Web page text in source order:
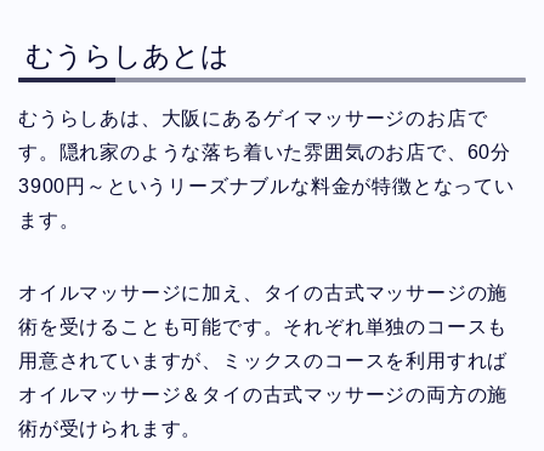
むうらしあとは
むうらしあは、大阪にあるゲイマッサージのお店で
す。隠れ家のような落ち着いた雰囲気のお店で、60分
3900円～というリーズナブルな料金が特徴となってい
ます。
オイルマッサージに加え、タイの古式マッサージの施
術を受けることも可能です。それぞれ単独のコースも
用意されていますが、ミックスのコースを利用すれば
オイルマッサージ＆タイの古式マッサージの両方の施
術が受けられます。